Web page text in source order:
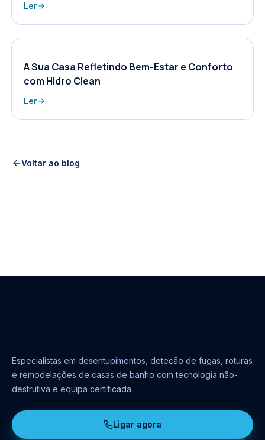
Ler
A Sua Casa Refletindo Bem-Estar e Conforto
com Hidro Clean
Ler
Voltar ao blog
Especialistas em desentupimentos, deteção de fugas, roturas
e remodelações de casas de banho com tecnologia não-
destrutiva e equipa certificada.
Ligar agora